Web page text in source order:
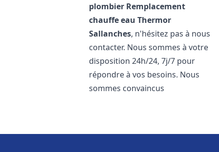
plombier Remplacement
chauffe eau Thermor
Sallanches, n'hésitez pas à nous
contacter. Nous sommes à votre
disposition 24h/24, 7j/7 pour
répondre à vos besoins. Nous
sommes convaincus